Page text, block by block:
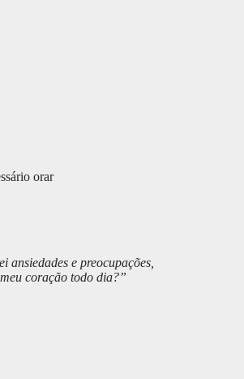
orar
ansiedades e preocupações,
coração todo dia?”